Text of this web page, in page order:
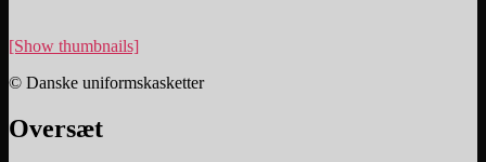
[Show thumbnails]
© Danske uniformskasketter
Oversæt